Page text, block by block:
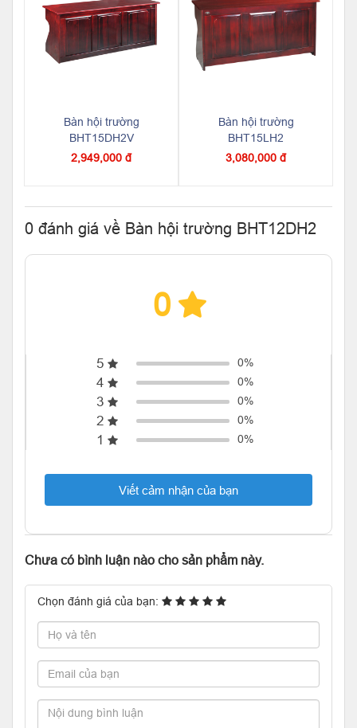
Bàn hội trường
BHT15DH2V
2,949,000 đ
Bàn hội trường
BHT15LH2
3,080,000 đ
0 đánh giá về Bàn hội trường BHT12DH2
0
5 0%
4 0%
3 0%
2 0%
1 0%
Viết cảm nhận của bạn
Chưa có bình luận nào cho sản phẩm này.
Chọn đánh giá của bạn: